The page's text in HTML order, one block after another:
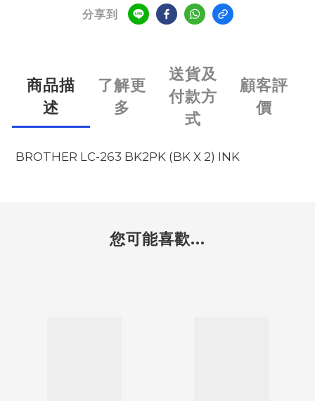
分享到
商品描
述
了解更
多
送貨及
付款方
式
顧客評
價
BROTHER LC-263 BK2PK (BK X 2) INK
您可能喜歡...